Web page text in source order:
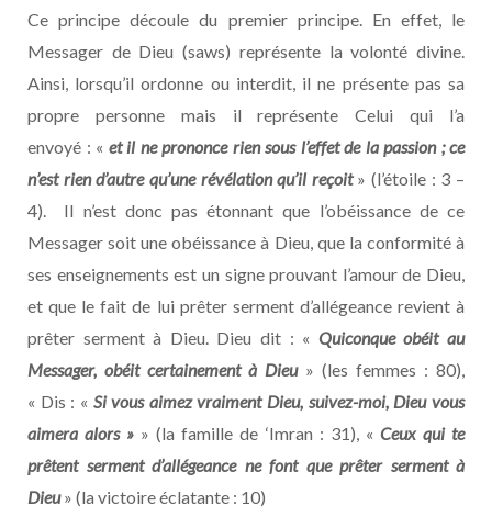
Ce principe découle du premier principe. En effet, le
Messager de Dieu (saws) représente la volonté divine.
Ainsi, lorsqu’il ordonne ou interdit, il ne présente pas sa
propre personne mais il représente Celui qui l’a
envoyé : « et il ne prononce rien sous l’effet de la passion ; ce
n’est rien d’autre qu’une révélation qu’il reçoit» (l’étoile : 3 –
4). Il n’est donc pas étonnant que l’obéissance de ce
Messager soit une obéissance à Dieu, que la conformité à
ses enseignements est un signe prouvant l’amour de Dieu,
et que le fait de lui prêter serment d’allégeance revient à
prêter serment à Dieu. Dieu dit : « Quiconque obéit au
Messager, obéit certainement à Dieu» (les femmes : 80),
« Dis : « Si vous aimez vraiment Dieu, suivez-moi, Dieu vous
aimera alors » » (la famille de ‘Imran : 31), « Ceux qui te
prêtent serment d’allégeance ne font que prêter serment à
Dieu» (la victoire éclatante : 10)